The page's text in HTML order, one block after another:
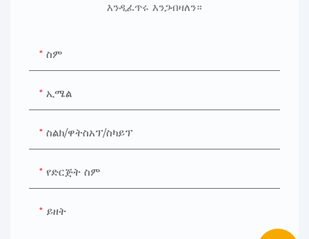
እንዲፈጥሩ እንጋብዛለን።
ስም
ኢሜል
ስልክ/ዋትስአፕ/ስካይፕ
የድርጅት ስም
ይዘት